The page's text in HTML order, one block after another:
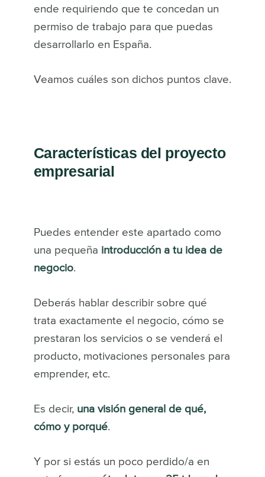
ende requiriendo que te concedan un
permiso de trabajo para que puedas
desarrollarlo en España.
Veamos cuáles son dichos puntos clave.
Características del proyecto
empresarial
Puedes entender este apartado como
una pequeña introducción a tu idea de
negocio.
Deberás hablar describir sobre qué
trata exactamente el negocio, cómo se
prestaran los servicios o se venderá el
producto, motivaciones personales para
emprender, etc.
Es decir, una visión general de qué,
cómo y porqué.
Y por si estás un poco perdido/a en